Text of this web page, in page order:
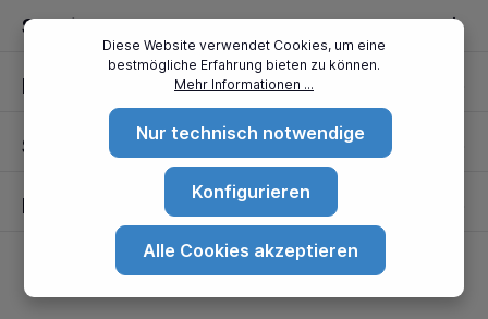
Partner
Standorte
Service
Informationen
Diese Website verwendet Cookies, um eine
bestmögliche Erfahrung bieten zu können.
Mehr Informationen ...
Nur technisch notwendige
Konfigurieren
Alle Cookies akzeptieren